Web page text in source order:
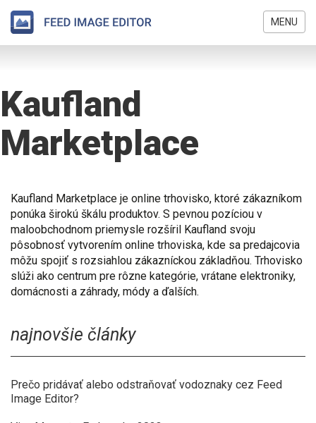
Skočiť
obsah
MENU
tu
Kaufland
Marketplace
Kaufland Marketplace je online trhovisko, ktoré zákazníkom
ponúka širokú škálu produktov. S pevnou pozíciou v
maloobchodnom priemysle rozšíril Kaufland svoju
pôsobnosť vytvorením online trhoviska, kde sa predajcovia
môžu spojiť s rozsiahlou zákazníckou základňou. Trhovisko
slúži ako centrum pre rôzne kategórie, vrátane elektroniky,
domácnosti a záhrady, módy a ďalších.
najnovšie články
Prečo pridávať alebo odstraňovať vodoznaky cez Feed
Image Editor?